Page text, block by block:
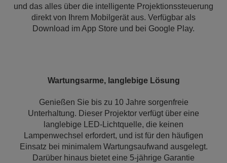
und das alles über die intelligente Projektionssteuerung
direkt von Ihrem Mobilgerät aus. Verfügbar als
Download im App Store und bei Google Play.
Wartungsarme, langlebige Lösung
Genießen Sie bis zu 10 Jahre sorgenfreie
Unterhaltung. Dieser Projektor verfügt über eine
langlebige LED-Lichtquelle, die keinen
Lampenwechsel erfordert, und ist für den häufigen
Einsatz bei minimalem Wartungsaufwand ausgelegt.
Darüber hinaus bietet eine 5-jährige Garantie